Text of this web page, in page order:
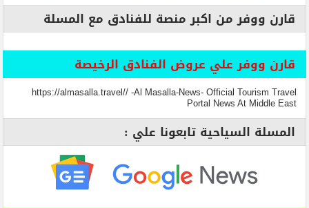
قارن ووفر من اكبر منصة للفنادق مع المسلة
قارن ووفر علي عروض الفنادق الرخيصة
https://almasalla.travel// -Al Masalla-News- Official Tourism Travel
Portal News At Middle East
المسلة السياحية تابعونا علي :